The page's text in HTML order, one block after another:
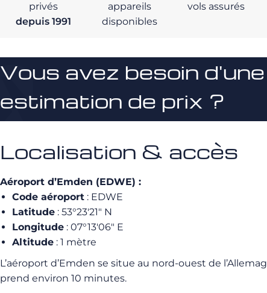
privés
depuis 1991
appareils
disponibles
vols assurés
Vous avez besoin d'une
estimation de prix ?
Localisation & accès
Aéroport d’Emden (EDWE) :
Code aéroport : EDWE
Latitude : 53°23′21″ N
Longitude : 07°13′06″ E
Altitude : 1 mètre
L’aéroport d’Emden se situe au nord-ouest de
prend environ 10 minutes.